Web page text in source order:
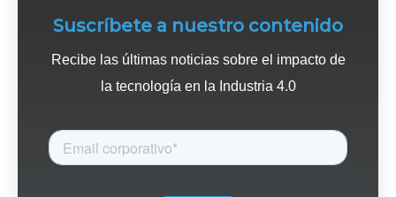
Suscríbete a nuestro contenido
Recibe las últimas noticias sobre el impacto de
la tecnología en la Industria 4.0